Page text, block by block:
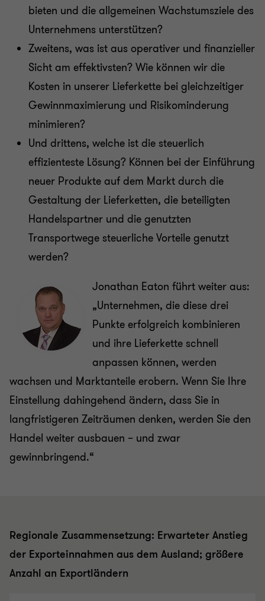
bieten und die allgemeinen Wachstumsziele des
Unternehmens unterstützen?
Zweitens, was ist aus operativer und finanzieller
Sicht am effektivsten? Wie können wir die
Kosten in unserer Lieferkette bei gleichzeitiger
Gewinnmaximierung und Risikominderung
minimieren?
Und drittens, welche ist die steuerlich
effizienteste Lösung? Können bei der Einführung
neuer Produkte auf dem Markt durch die
Gestaltung der Lieferketten, die beteiligten
Handelspartner und die genutzten
Transportwege steuerliche Vorteile genutzt
werden?
Jonathan Eaton führt weiter aus:
„Unternehmen, die diese drei
Punkte erfolgreich kombinieren
und ihre Lieferkette schnell
anpassen können, werden
wachsen und Marktanteile erobern. Wenn Sie Ihre
Einstellung dahingehend ändern, dass Sie in
langfristigeren Zeiträumen denken, werden Sie den
Handel weiter ausbauen – und zwar
gewinnbringend.“
Regionale Zusammensetzung: Erwarteter Anstieg
der Exporteinnahmen aus dem Ausland; größere
Anzahl an Exportländern